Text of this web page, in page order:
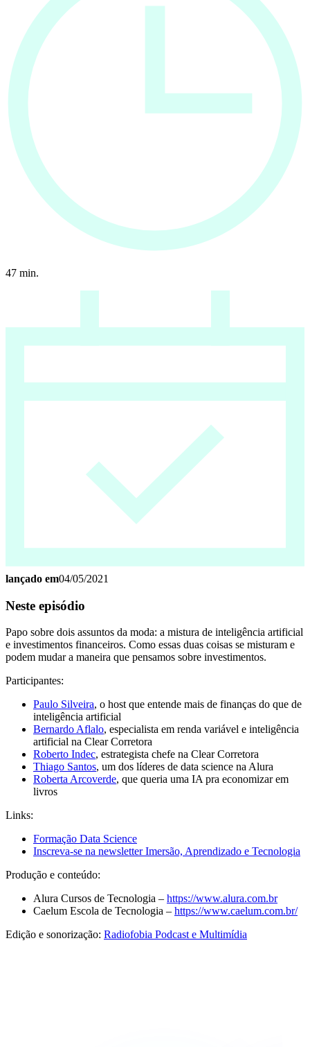
47 min.
lançado em04/05/2021
Neste episódio
Papo sobre dois assuntos da moda: a mistura de inteligência artificial
e investimentos financeiros. Como essas duas coisas se misturam e
podem mudar a maneira que pensamos sobre investimentos.
Participantes:
Paulo Silveira, o host que entende mais de finanças do que de
inteligência artificial
Bernardo Aflalo, especialista em renda variável e inteligência
artificial na Clear Corretora
Roberto Indec, estrategista chefe na Clear Corretora
Thiago Santos, um dos líderes de data science na Alura
Roberta Arcoverde, que queria uma IA pra economizar em
livros
Links:
Formação Data Science
Inscreva-se na newsletter Imersão, Aprendizado e Tecnologia
Produção e conteúdo:
Alura Cursos de Tecnologia – https://www.alura.com.br
Caelum Escola de Tecnologia – https://www.caelum.com.br/
Edição e sonorização: Radiofobia Podcast e Multimídia